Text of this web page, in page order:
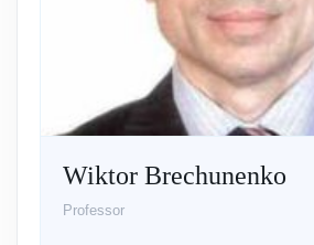
Wiktor Brechunenko
Professor